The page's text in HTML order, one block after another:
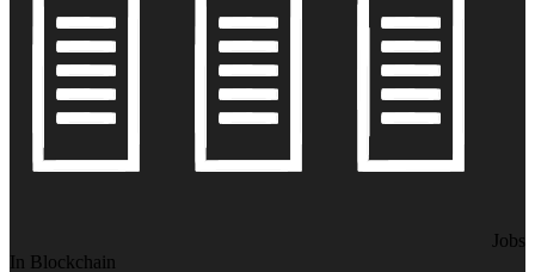
Jobs
In Blockchain